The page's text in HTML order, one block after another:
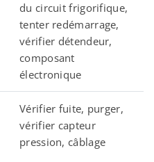
du circuit frigorifique,
tenter redémarrage,
vérifier détendeur,
composant
électronique
Vérifier fuite, purger,
vérifier capteur
pression, câblage